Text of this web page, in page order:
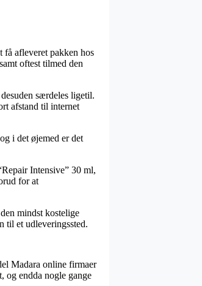
få afleveret pakken hos
oftest tilmed den
særdeles ligetil.
afstand til internet
i det øjemed er det
Intensive” 30 ml,
for at
mindst kostelige
til et udleveringssted.
Madara online firmaer
og endda nogle gange